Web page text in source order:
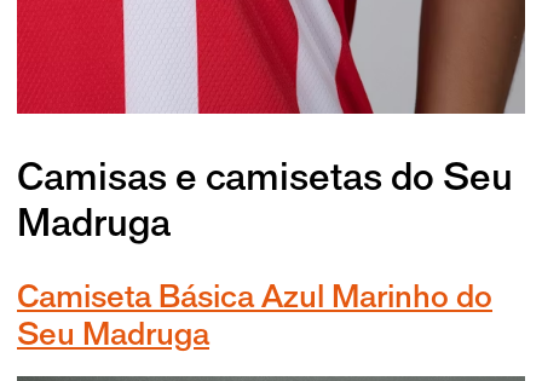
Camisas e camisetas do Seu
Madruga
Camiseta Básica Azul Marinho do
Seu Madruga